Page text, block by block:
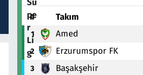
# Takım
1 Amed
2 Erzurumspor FK
3 Başakşehir